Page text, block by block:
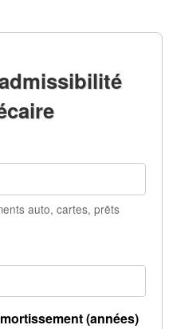
auto, cartes, prêts
(années)